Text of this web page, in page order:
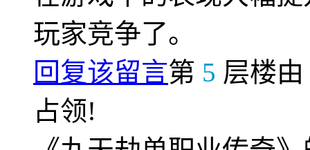
玩家竞争了。
回复该留言第 5 层楼由
占领!